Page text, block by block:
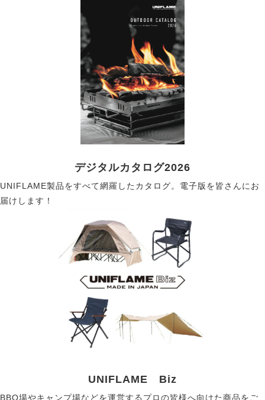
デジタルカタログ2026
UNIFLAME製品をすべて網羅したカタログ。電子版を皆さんにお
届けします！
UNIFLAME Biz
BBQ場やキャンプ場などを運営するプロの皆様へ向けた商品をご